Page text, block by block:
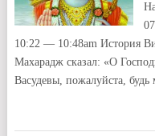
10:22 — 10:48am История
Махарадж сказал: «О
Васудевы, пожалуйста, будь